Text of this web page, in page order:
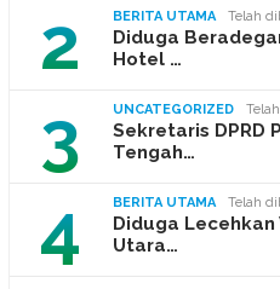
2 BERITA UTAMA Telah
Diduga
Hotel …
3 UNCATEGORIZED
Sekretaris DPRD
Tengah…
4 BERITA UTAMA Telah
Diduga
Utara…